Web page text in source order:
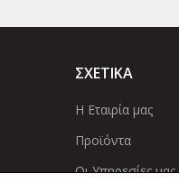
ΣΧΕΤΙΚΑ
Η Εταιρία μας
Προϊόντα
Οι Υπηρεσίες μας